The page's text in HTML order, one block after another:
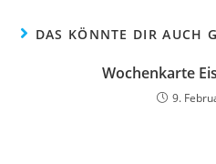
DAS KÖNNTE DIR AUCH
Wochenkarte
9.